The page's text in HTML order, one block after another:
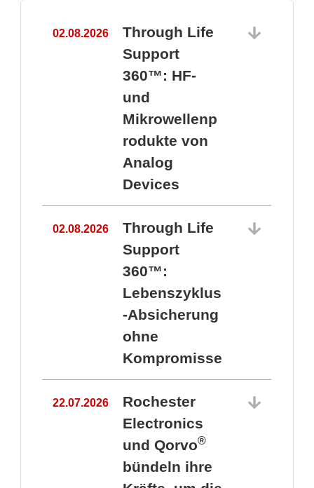
02.08.2026
Through Life
Support
360™: HF-
und
Mikrowellenp
rodukte von
Analog
Devices
02.08.2026
Through Life
Support
360™:
Lebenszyklus
-Absicherung
ohne
Kompromisse
22.07.2026
Rochester
Electronics
und Qorvo®
bündeln ihre